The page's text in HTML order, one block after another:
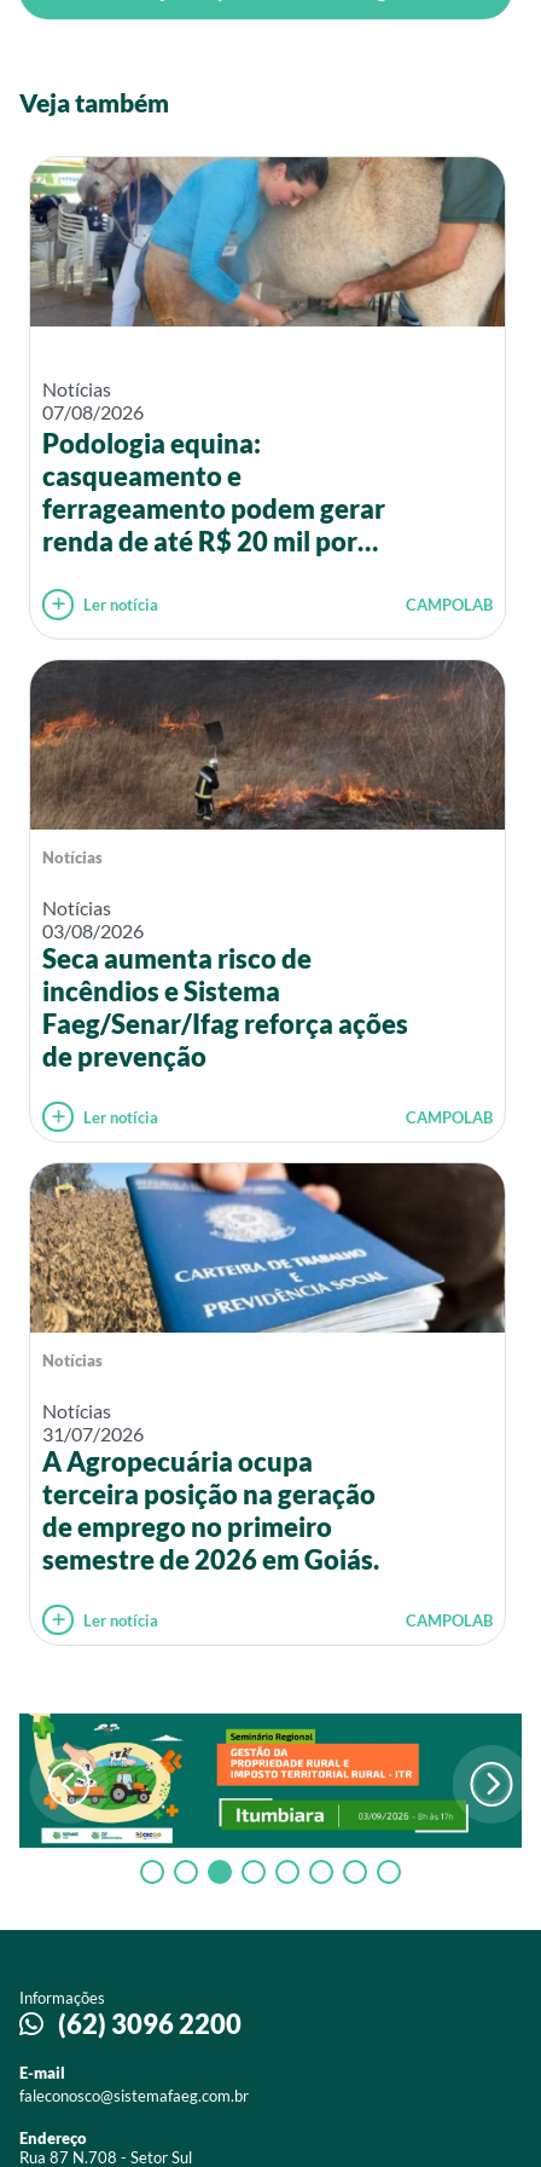
Veja também
Notícias
07/08/2026
Podologia equina:
casqueamento e
ferrageamento podem gerar
renda de até R$ 20 mil por
Ler notícia CAMPOLAB
Notícias
Notícias
03/08/2026
Seca aumenta risco de
incêndios e Sistema
Faeg/Senar/Ifag reforça ações
de prevenção
Ler notícia CAMPOLAB
Notícias
Notícias
31/07/2026
A Agropecuária ocupa
terceira posição na geração
de emprego no primeiro
semestre de 2026 em Goiás.
Ler notícia CAMPOLAB
Informações
(62) 3096 2200
E-mail
faleconosco@sistemafaeg.com.br
Endereço
Rua 87 N.708 - Setor Sul